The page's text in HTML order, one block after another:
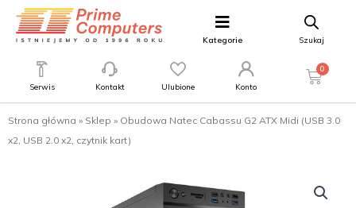
Kategorie Szukaj
Serwis Kontakt Ulubione Konto
0
Strona główna » Sklep » Obudowa Natec Cabassu G2 ATX Midi (USB 3.0
x2, USB 2.0 x2, czytnik kart)